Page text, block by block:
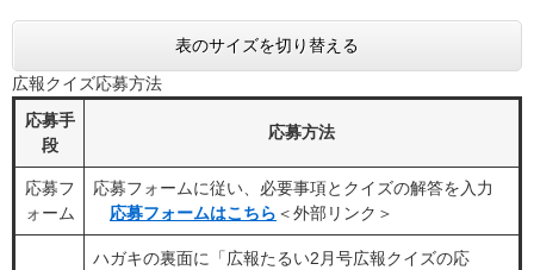
表のサイズを切り替える
広報クイズ応募方法
応募手
段
応募方法
応募フ
ォーム
応募フォームに従い、必要事項とクイズの解答を入力
応募フォームはこちら ＜外部リンク＞
ハガキの裏面に「広報たるい2月号広報クイズの応